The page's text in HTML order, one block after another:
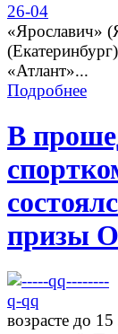
«Ярославич»
«Атлант»...
Подробнее
В
призы
возрасте до